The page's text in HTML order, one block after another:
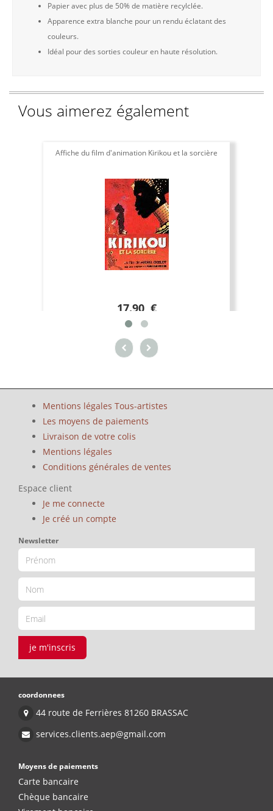
Papier avec plus de 50% de matière recylclée.
Apparence extra blanche pour un rendu éclatant des
couleurs.
Idéal pour des sorties couleur en haute résolution.
Vous aimerez également
Affiche du film d'animation Kirikou et la sorcière
17.90 €
Mentions légales Tous-artistes
Les moyens de paiements
Livraison de votre colis
Mentions légales
Conditions générales de ventes
Espace client
Je me connecte
Je créé un compte
Newsletter
je m'inscris
coordonnees
44 route de Ferrières 81260 BRASSAC
services.clients.aep@gmail.com
Moyens de paiements
Carte bancaire
Chèque bancaire